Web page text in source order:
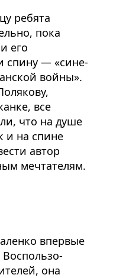
ребята
пока
его
спину — «сине-
войны».
все
что на душе
и на спине
автор
мечтателям.
впервые
Восполь­зо­
она